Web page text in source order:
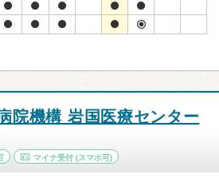
院機構 岩国医療センター
マイナ受付 (スマホ可)